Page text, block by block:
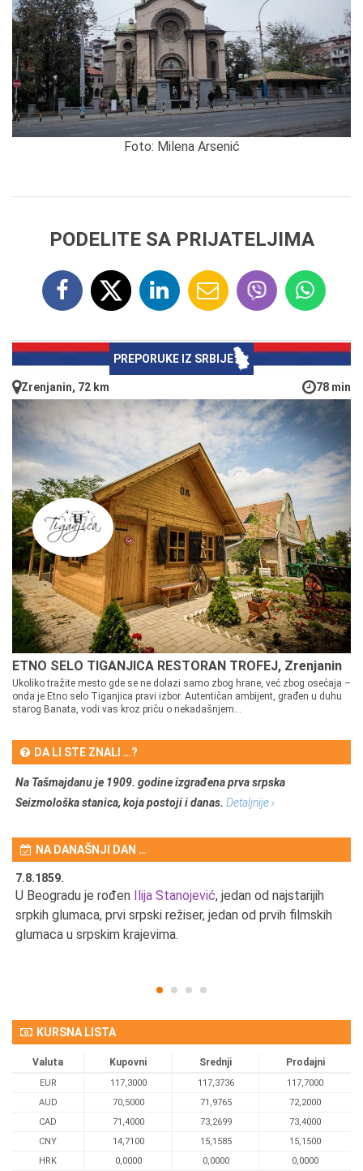
Foto: Milena Arsenić
PODELITE SA PRIJATELJIMA
PREPORUKE IZ SRBIJE
Zrenjanin, 72 km 78 min
ETNO SELO TIGANJICA RESTORAN TROFEJ, Zrenjanin
Ukoliko tražite mesto gde se ne dolazi samo zbog hrane, već zbog osećaja –
onda je Etno selo Tiganjica pravi izbor. Autentičan ambijent, građen u duhu
starog Banata, vodi vas kroz priču o nekadašnjem...
DA LI STE ZNALI …?
Na Tašmajdanu je 1909. godine izgrađena prva srpska
Seizmološka stanica, koja postoji i danas. Detaljnije ›
NA DANAŠNJI DAN …
7.8.1859.
U Beogradu je rođen Ilija Stanojević, jedan od najstarijih
srpkih glumaca, prvi srpski režiser, jedan od prvih filmskih
glumaca u srpskim krajevima.
KURSNA LISTA
Valuta Kupovni Srednji Prodajni
EUR 117,3000 117,3736
117,7000
AUD
70,5000 71,9765
72,2000
CAD
71,4000 73,2699
73,4000
CNY
14,7100 15,1585
15,1500
HRK
0,0000 0,0000 0,0000